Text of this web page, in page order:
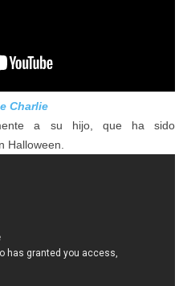
Charlie
a su hijo, que ha sido
Halloween.